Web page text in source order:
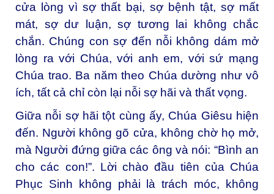
cửa lòng vì sợ thất bại, sợ bệnh tật, sợ mất
mát, sợ dư luận, sợ tương lai không chắc
chắn. Chúng con sợ đến nỗi không dám mở
lòng ra với Chúa, với anh em, với sứ mạng
Chúa trao. Ba năm theo Chúa dường như vô
ích, tất cả chỉ còn lại nỗi sợ hãi và thất vọng.
Giữa nỗi sợ hãi tột cùng ấy, Chúa Giêsu hiện
đến. Người không gõ cửa, không chờ họ mở,
mà Người đứng giữa các ông và nói: “Bình an
cho các con!”. Lời chào đầu tiên của Chúa
Phục Sinh không phải là trách móc, không